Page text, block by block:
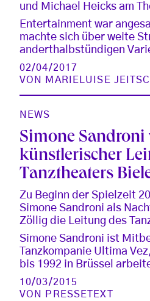
und Michael Heicks am
Entertainment war
machte sich über weite
anderthalbstündigen
02/04/2017
VON MARIELUISE
NEWS
Simone
künstlerischer
Tanztheaters
Zu Beginn der Spielzeit
Simone Sandroni als
Zöllig die Leitung des
Simone Sandroni ist
Tanzkompanie Ultima
bis 1992 in Brüssel
10/03/2015
VON
PRESSETEXT